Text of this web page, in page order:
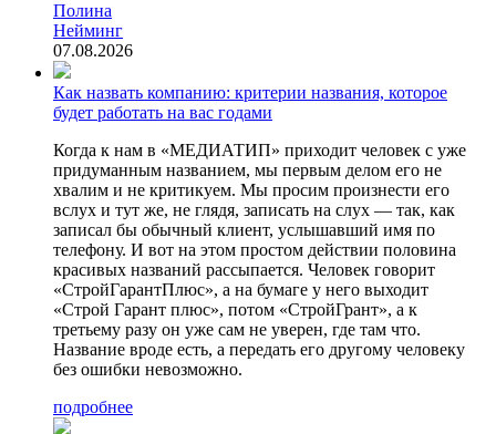
Полина
Нейминг
07.08.2026
Как назвать компанию: критерии названия, которое
будет работать на вас годами
Когда к нам в «МЕДИАТИП» приходит человек с уже
придуманным названием, мы первым делом его не
хвалим и не критикуем. Мы просим произнести его
вслух и тут же, не глядя, записать на слух — так, как
записал бы обычный клиент, услышавший имя по
телефону. И вот на этом простом действии половина
красивых названий рассыпается. Человек говорит
«СтройГарантПлюс», а на бумаге у него выходит
«Строй Гарант плюс», потом «СтройГрант», а к
третьему разу он уже сам не уверен, где там что.
Название вроде есть, а передать его другому человеку
без ошибки невозможно.
подробнее